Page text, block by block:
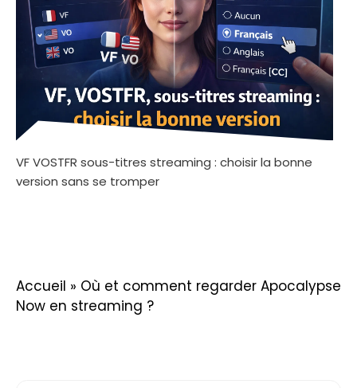
VF VOSTFR sous-titres streaming : choisir la bonne
version sans se tromper
Accueil » Où et comment regarder Apocalypse
Now en streaming ?